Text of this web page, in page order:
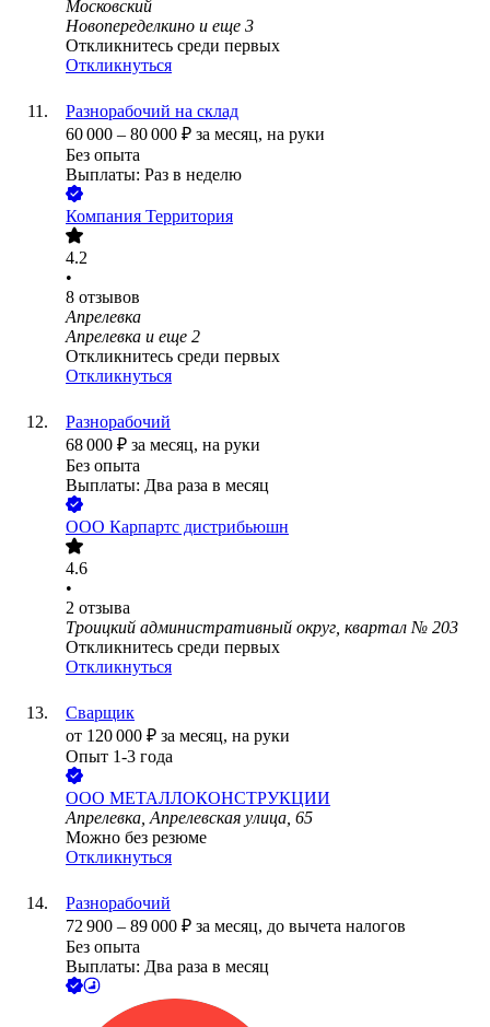
Московский
Новопеределкино и еще 3
Откликнитесь среди первых
Откликнуться
Разнорабочий на склад
60 000 – 80 000 ₽ за месяц, на руки
Без опыта
Выплаты: Раз в неделю
Компания Территория
4.2
•
8 отзывов
Апрелевка
Апрелевка и еще 2
Откликнитесь среди первых
Откликнуться
Разнорабочий
68 000 ₽ за месяц, на руки
Без опыта
Выплаты: Два раза в месяц
ООО Карпартс дистрибьюшн
4.6
•
2 отзыва
Троицкий административный округ, квартал № 203
Откликнитесь среди первых
Откликнуться
Сварщик
от 120 000 ₽ за месяц, на руки
Опыт 1-3 года
ООО МЕТАЛЛОКОНСТРУКЦИИ
Апрелевка, Апрелевская улица, 65
Можно без резюме
Откликнуться
Разнорабочий
72 900 – 89 000 ₽ за месяц, до вычета налогов
Без опыта
Выплаты: Два раза в месяц